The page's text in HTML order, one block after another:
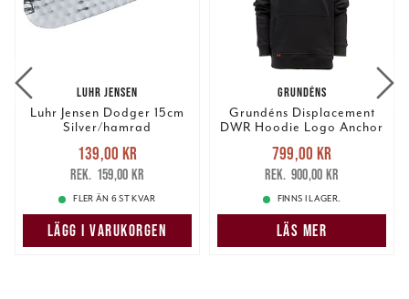
LUHR JENSEN
Luhr Jensen Dodger 15cm
Silver/hamrad
Nuvarande pris
139,00 krTidigare pris
159,00 kr
139,00 kr
159,00 kr
FLER ÄN 6 ST KVAR
LÄGG I VARUKORGEN
GRUNDÉNS
Grundéns Displacement
DWR Hoodie Logo Anchor
Nuvarande pris
799,00 krTidigare pris
900,00 kr
799,00 kr
900,00 kr
FINNS I LAGER.
LÄS MER